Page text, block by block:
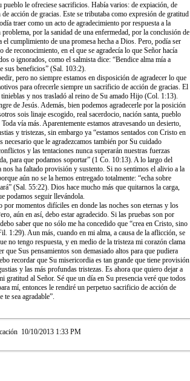
pueblo le ofreciese sacrificios. Había varios: de expiación, de
acción de gracias. Este se tributaba como expresión de gratitud
traer como un acto de agradecimiento por respuesta a la
por la sanidad de una enfermedad, por la conclusión de
el cumplimiento de una promesa hecha a Dios. Pero, podía ser
de reconocimiento, en el que se agradecía lo que Señor hacía
o ignorados, como el salmista dice: “Bendice alma mía a
sus beneficios” (Sal. 103:2).
pero no siempre estamos en disposición de agradecer lo que
para ofrecerle siempre un sacrificio de acción de gracias. El
y nos trasladó al reino de Su amado Hijo (Col. 1:13).
de Jesús. Además, bien podemos agradecerle por la posición
sois linaje escogido, real sacerdocio, nación santa, pueblo
vía más. Aparentemente estamos atravesando un desierto,
y tristezas, sin embargo ya “estamos sentados con Cristo en
necesario que le agradezcamos también por Su cuidado
y las tentaciones nunca superarán nuestras fuerzas
para que podamos soportar” (1 Co. 10:13). A lo largo del
nos ha faltado provisión y sustento. Si no sentimos el alivio a la
aún no se la hemos entregado totalmente: “echa sobre
(Sal. 55:22). Dios hace mucho más que quitarnos la carga,
podamos seguir llevándola.
por momentos difíciles en donde las noches son eternas y los
aún en así, debo estar agradecido. Si las pruebas son por
saber que no sólo me ha concedido que “crea en Cristo, sino
1:29). Aun más, cuando en mi alma, a causa de la aflicción, se
no tengo respuesta, y en medio de la tristeza mi corazón clama
que Sus pensamientos son demasiado altos para que pudiera
recordar que Su misericordia es tan grande que tiene provisión
y las más profundas tristezas. Es ahora que quiero dejar a
gratitud al Señor. Sé que un día en Su presencia veré que todos
mí, entonces le rendiré un perpetuo sacrificio de acción de
sea agradable”.
10/10/2013 1:33 PM